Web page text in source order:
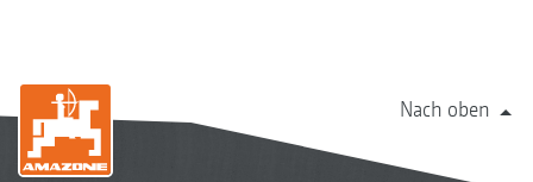
Nach oben